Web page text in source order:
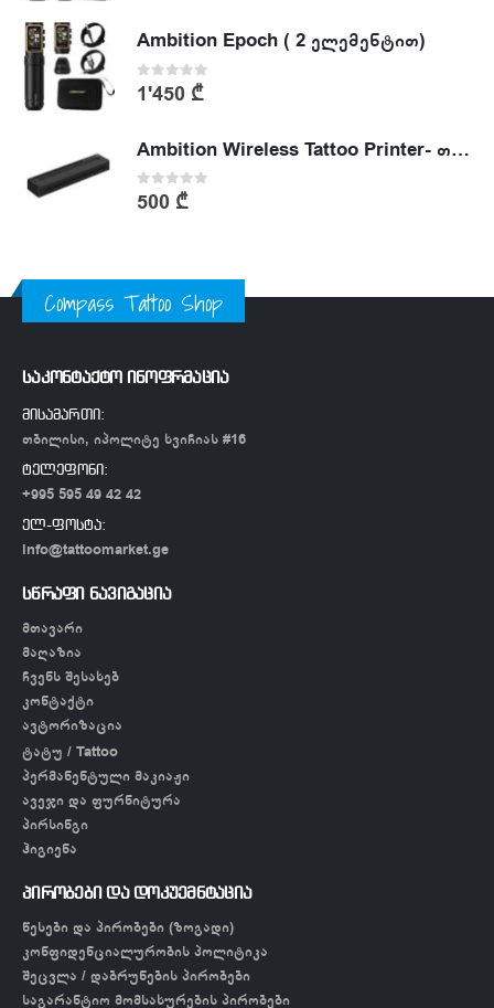
Ambition Epoch ( 2 ელემენტით)
0out of 5
1'450 ₾
Ambition Wireless Tattoo Printer- თერმული პრინტერი
0out of 5
500 ₾
Compass Tattoo Shop
საკონტაქტო ინოფრმაცია
მისამართი:
თბილისი, იპოლიტე ხვიჩიას #16
ტელეფონი:
+995 595 49 42 42
ელ-ფოსტა:
info@tattoomarket.ge
სწრაფი ნავიგაცია
მთავარი
მაღაზია
ჩვენს შესახებ
კონტაქტი
ავტორიზაცია
ტატუ / Tattoo
პერმანენტული მაკიაჟი
ავეჯი და ფურნიტურა
პირსინგი
ჰიგიენა
პირობები და დოკუემნტაცია
წესები და პირობები (ზოგადი)
კონფიდენციალურობის პოლიტიკა
შეცვლა / დაბრუნების პირობები
საგარანტიო მომსახურების პირობები